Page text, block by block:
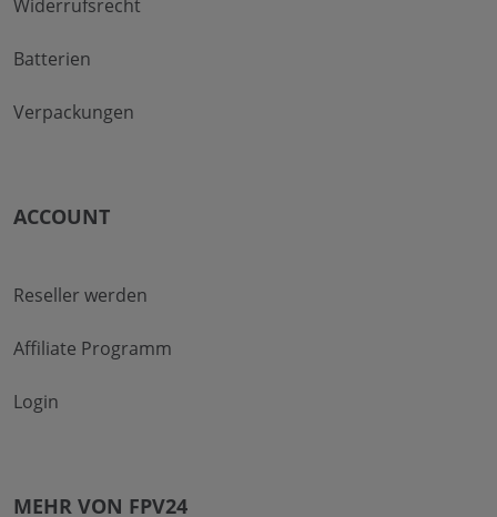
Widerrufsrecht
Batterien
Verpackungen
ACCOUNT
Reseller werden
Affiliate Programm
Login
MEHR VON FPV24